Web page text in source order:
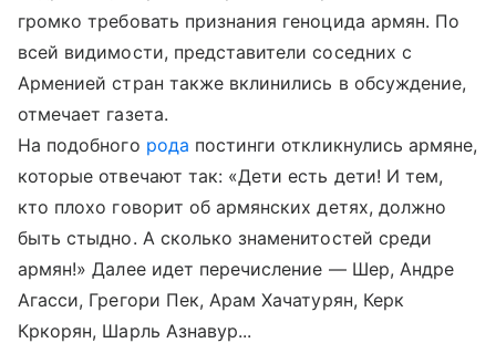
громко требовать признания геноцида армян. По
всей видимости, представители соседних с
Арменией стран также вклинились в обсуждение,
отмечает газета.
На подобного рода постинги откликнулись армяне,
которые отвечают так: «Дети есть дети! И тем,
кто плохо говорит об армянских детях, должно
быть стыдно. А сколько знаменитостей среди
армян!» Далее идет перечисление — Шер, Андре
Агасси, Грегори Пек, Арам Хачатурян, Керк
Кркорян, Шарль Азнавур...